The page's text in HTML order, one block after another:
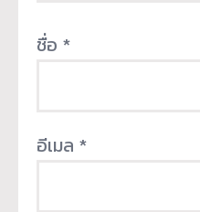
ชื่อ *
อีเมล *